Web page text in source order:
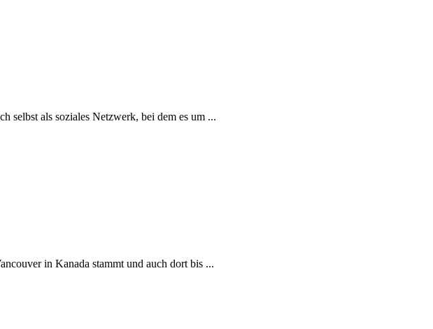
selbst als soziales Netzwerk, bei dem es um ...
in Kanada stammt und auch dort bis ...